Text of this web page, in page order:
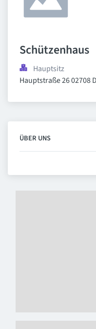
Schützenhaus
Hauptsitz
Hauptstraße 26
ÜBER UNS